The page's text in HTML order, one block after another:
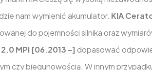
nam wymienić akumulator. KIA
do pojemności silnika oraz
2.0 MPi [06.2013 -] dopasować
czy biegunowością. W innym